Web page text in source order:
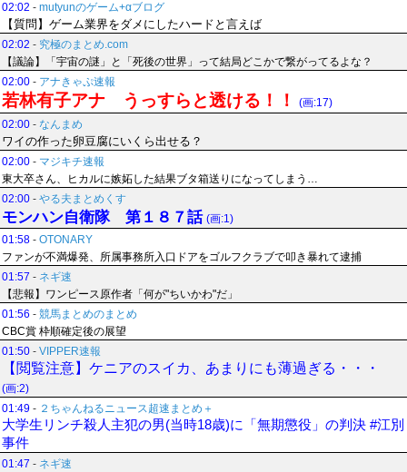
02:02 - mutyunのゲーム+αブログ
【質問】ゲーム業界をダメにしたハードと言えば
02:02 - 究極のまとめ.com
【議論】「宇宙の謎」と「死後の世界」って結局どこかで繋がってるよな？
02:00 - アナきゃぷ速報
若林有子アナ うっすらと透ける！！
(画:17)
02:00 - なんまめ
ワイの作った卵豆腐にいくら出せる？
02:00 - マジキチ速報
東大卒さん、ヒカルに嫉妬した結果ブタ箱送りになってしまう…
02:00 - やる夫まとめくす
モンハン自衛隊 第１８７話 (画:1)
01:58 - OTONARY
ファンが不満爆発、所属事務所入口ドアをゴルフクラブで叩き暴れて逮捕
01:57 - ネギ速
【悲報】ワンピース原作者「何が"ちいかわ"だ」
01:56 - 競馬まとめのまとめ
CBC賞 枠順確定後の展望
01:50 - VIPPER速報
【閲覧注意】ケニアのスイカ、あまりにも薄過ぎる・・・
(画:2)
01:49 - ２ちゃんねるニュース超速まとめ＋
大学生リンチ殺人主犯の男(当時18歳)に「無期懲役」の判決 #江別
事件
01:47 - ネギ速